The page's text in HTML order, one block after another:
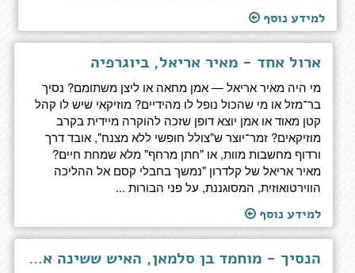
למידע נוסף
ארול אחד - מאיר אריאל, ביוגרפיה
מי היה מאיר אריאל — אמן מחאה או ליצן משתומם? נסיך
בר־מזל או מי שהכול נופל לו מהידיים? מוזיקאי שיש לו קהל
קטן מאוד או אמן יוצא דופן שזכה להוקרה מיידית בקרב
מוזיקאים? זמר־יוצר ש"צולל חופשי ללא מצנח", אובד דרך
ורדוף מחשבות מוות, או "חתן מרחף" מלא שמחת חיים?
מאיר אריאל של קלדרון "נמשך בחבלי קסם אל ההליכה
הווירטואוזית, המסוגננת, על פני הבורות ...
למידע נוסף
הנסיך - מוחמד בן סלמאן, האיש ששינה את ערב הסעודית